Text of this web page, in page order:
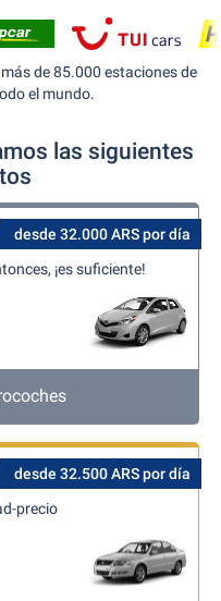
de 85.000 estaciones de
el mundo.
las siguientes
desde 32.000 ARS por día
¡es suficiente!
desde 32.500 ARS por día
precio